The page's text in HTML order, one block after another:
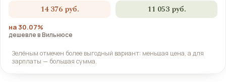
14 376 руб. 11 053 руб.
на 30.07%
дешевле в Вильнюсе
Зелёным отмечен более выгодный вариант: меньшая цена, а для
зарплаты — большая сумма.